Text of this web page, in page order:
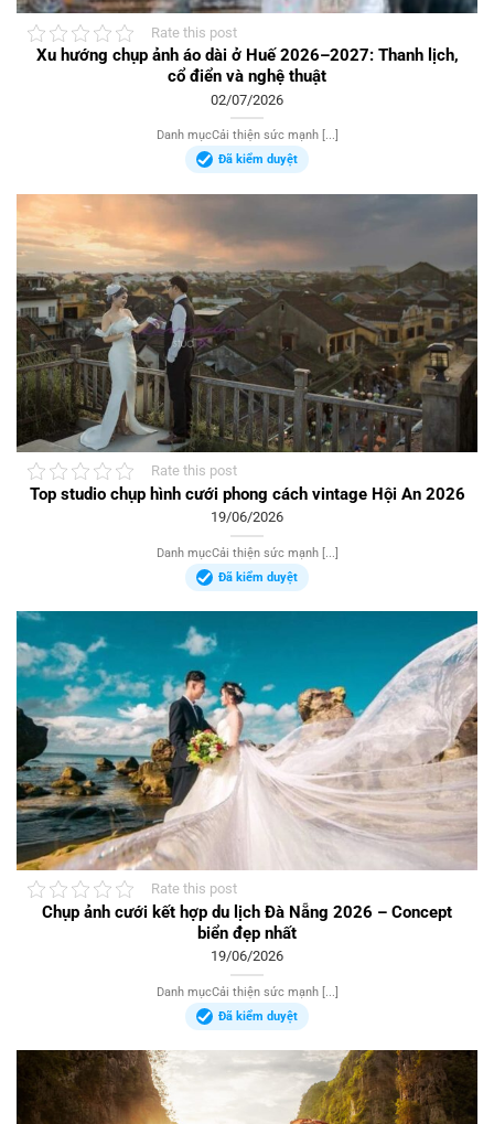
Rate this post
Xu hướng chụp ảnh áo dài ở Huế 2026–2027: Thanh lịch,
cổ điển và nghệ thuật
02/07/2026
Danh mụcCải thiện sức mạnh [...]
Đã kiểm duyệt
Rate this post
Top studio chụp hình cưới phong cách vintage Hội An 2026
19/06/2026
Danh mụcCải thiện sức mạnh [...]
Đã kiểm duyệt
Rate this post
Chụp ảnh cưới kết hợp du lịch Đà Nẵng 2026 – Concept
biển đẹp nhất
19/06/2026
Danh mụcCải thiện sức mạnh [...]
Đã kiểm duyệt